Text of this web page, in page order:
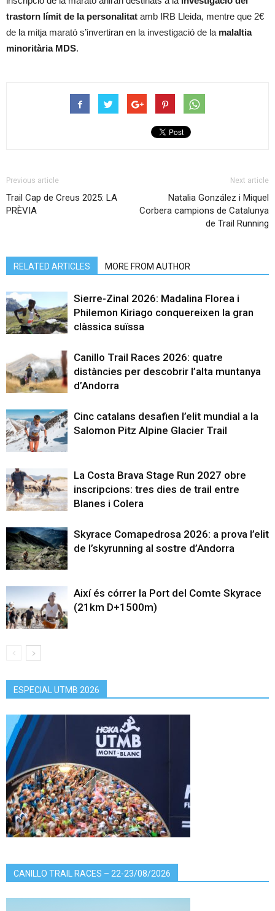
trastorn límit de la personalitat amb IRB Lleida, mentre que 2€
de la mitja marató s’invertiran en la investigació de la malaltia
minoritària MDS.
Previous article
Trail Cap de Creus 2025: LA
PRÈVIA
Next article
Natalia González i Miquel
Corbera campions de Catalunya
de Trail Running
RELATED ARTICLES MORE FROM AUTHOR
Sierre-Zinal 2026: Madalina Florea i
Philemon Kiriago conquereixen la gran
clàssica suïssa
Canillo Trail Races 2026: quatre
distàncies per descobrir l’alta muntanya
d’Andorra
Cinc catalans desafien l’elit mundial a la
Salomon Pitz Alpine Glacier Trail
La Costa Brava Stage Run 2027 obre
inscripcions: tres dies de trail entre
Blanes i Colera
Skyrace Comapedrosa 2026: a prova l’elit
de l’skyrunning al sostre d’Andorra
Així és córrer la Port del Comte Skyrace
(21km D+1500m)
ESPECIAL UTMB 2026
CANILLO TRAIL RACES – 22-23/08/2026